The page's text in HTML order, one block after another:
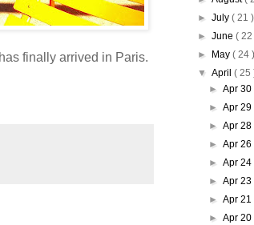
finally arrived in Paris.
► July ( 21 )
► June ( 22
►
May ( 24 )
▼ April ( 25
►Apr 30
►Apr 29
►Apr 28
►Apr 26
►Apr 24
►Apr 23
►Apr 21
►Apr 20